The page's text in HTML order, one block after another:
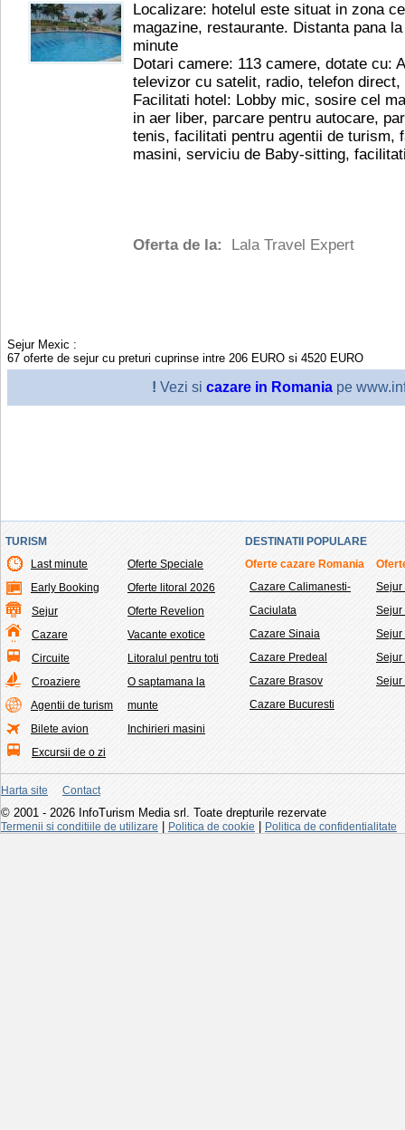
Localizare: hotelul este situat in zona
magazine, restaurante. Distanta pana
minute
Dotari camere: 113 camere, dotate cu:
televizor cu satelit, radio, telefon direct,
Facilitati hotel: Lobby mic, sosire cel
in aer liber, parcare pentru autocare,
tenis, facilitati pentru agentii de turism,
masini, serviciu de Baby-sitting,
Oferta de la: Lala Travel Expert
Sejur Mexic :
67 oferte de sejur cu preturi cuprinse intre 206 EURO si 4520 EURO
! Vezi si cazare in Romania pe
TURISM
Last minute
Early Booking
Sejur
Cazare
Circuite
Croaziere
Agentii de turism
Bilete avion
Excursii de o zi
Oferte Speciale
Oferte litoral 2026
Oferte Revelion
Vacante exotice
Litoralul pentru toti
O saptamana la
munte
Inchirieri masini
DESTINATII POPULARE
Oferte cazare Romania
Cazare Calimanesti-
Caciulata
Cazare Sinaia
Cazare Predeal
Cazare Brasov
Cazare Bucuresti
Sejur
Sejur
Sejur
Sejur
Sejur
Harta site Contact
© 2001 - 2026 InfoTurism Media srl. Toate drepturile rezervate
Termenii si conditiile de utilizare Politica de cookie Politica de confidentialitate